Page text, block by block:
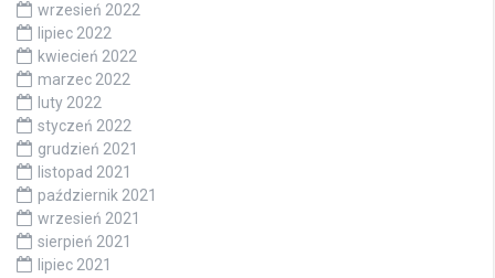
wrzesień 2022
lipiec 2022
kwiecień 2022
marzec 2022
luty 2022
styczeń 2022
grudzień 2021
listopad 2021
październik 2021
wrzesień 2021
sierpień 2021
lipiec 2021